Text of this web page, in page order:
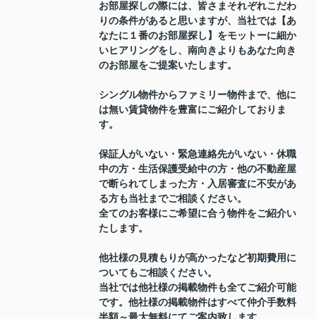
お部屋探しの際には、皆さまそれぞれこだわ
りの条件があると思いますが、当社では【あ
なたに１番のお部屋探し】をモットーに細か
いヒアリングをし、南向きよりもあなた向き
のお部屋をご提案いたします。
シングル物件からファミリー物件まで、他に
は無い賃貸物件を豊富にご紹介しておりま
す。
保証人がいない・緊急連絡先がいない・休職
中の方・生活保護受給中の方・他の不動産屋
で断られてしまった方・入居審査に不安があ
る方も当社までご相談ください。
全てのお客様にご希望に合う物件をご紹介い
たします。
他社様の見積もりが高かったなど初期費用に
ついてもご相談ください。
当社では他社様の掲載物件も全てご紹介可能
です。他社様の掲載物件はすべて仲介手数料